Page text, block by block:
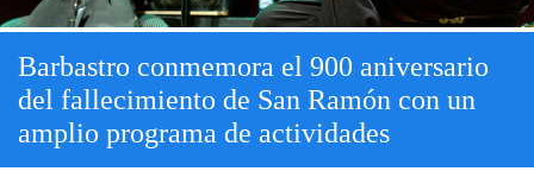
Barbastro conmemora el 900 aniversario
del fallecimiento de San Ramón con un
amplio programa de actividades